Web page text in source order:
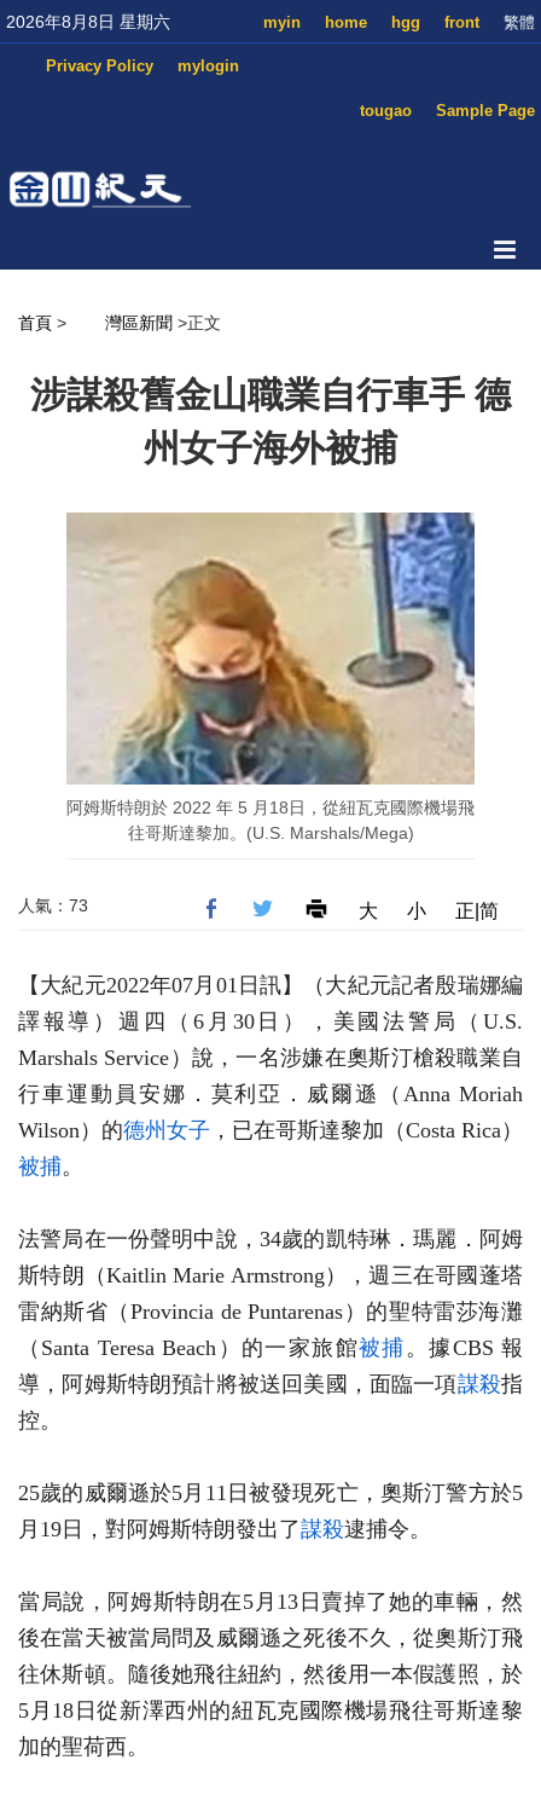
2026年8月8日 星期六 繁體
front
hgg
home
myin
mylogin
Privacy Policy
Sample Page
tougao
首頁 > 灣區新聞 >正文
涉謀殺舊金山職業自行車手 德
州女子海外被捕
阿姆斯特朗於 2022 年 5 月18日，從紐瓦克國際機場飛
往哥斯達黎加。(U.S. Marshals/Mega)
人氣：73 大 小 正|简
【大紀元2022年07月01日訊】（大紀元記者殷瑞娜編
譯報導）週四（6月30日），美國法警局（U.S.
Marshals Service）說，一名涉嫌在奧斯汀槍殺職業自
行車運動員安娜．莫利亞．威爾遜（Anna Moriah
Wilson）的德州女子 ，已在哥斯達黎加（Costa Rica）
被捕。
法警局在一份聲明中說，34歲的凱特琳．瑪麗．阿姆
斯特朗（Kaitlin Marie Armstrong），週三在哥國蓬塔
雷納斯省（Provincia de Puntarenas）的聖特雷莎海灘
（Santa Teresa Beach）的一家旅館被捕。據CBS 報
導，阿姆斯特朗預計將被送回美國，面臨一項謀殺指
控。
25歲的威爾遜於5月11日被發現死亡，奧斯汀警方於5
月19日，對阿姆斯特朗發出了謀殺逮捕令。
當局說，阿姆斯特朗在5月13日賣掉了她的車輛，然
後在當天被當局問及威爾遜之死後不久，從奧斯汀飛
往休斯頓。隨後她飛往紐約，然後用一本假護照，於
5月18日從新澤西州的紐瓦克國際機場飛往哥斯達黎
加的聖荷西。